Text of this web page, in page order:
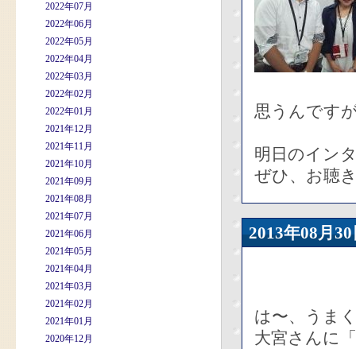
2022年07月
2022年06月
2022年05月
2022年04月
2022年03月
2022年02月
2022年01月
2021年12月
2021年11月
2021年10月
2021年09月
2021年08月
2021年07月
2021年06月
2021年05月
2021年04月
2021年03月
2021年02月
2021年01月
2020年12月
思うんです
明日のイン
ぜひ、お聴
2013年08
は〜、うま
大宮さんに